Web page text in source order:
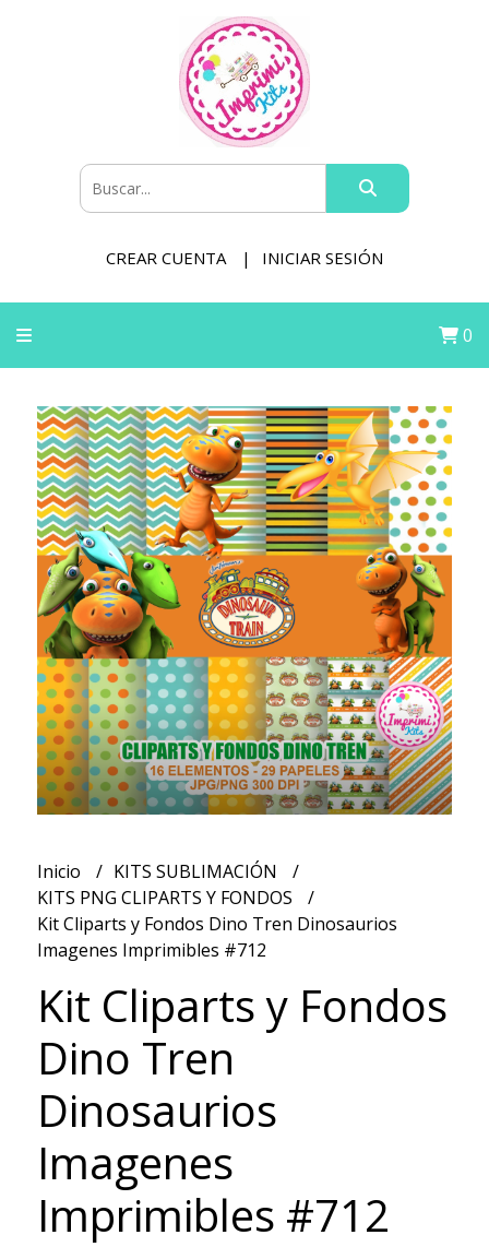
CREAR CUENTA INICIAR SESIÓN
0
Inicio
KITS SUBLIMACIÓN
KITS PNG CLIPARTS Y FONDOS
Kit Cliparts y Fondos Dino Tren Dinosaurios
Imagenes Imprimibles #712
Kit Cliparts y Fondos
Dino Tren
Dinosaurios
Imagenes
Imprimibles #712